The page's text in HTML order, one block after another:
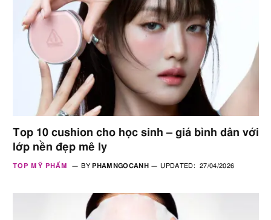
Top 10 cushion cho học sinh – giá bình dân với
lớp nền đẹp mê ly
TOP MỸ PHẨM BY PHAMNGOCANH UPDATED: 27/04/2026